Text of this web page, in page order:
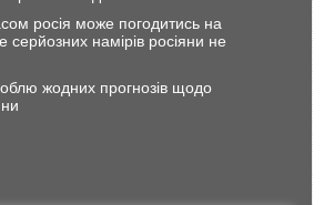
росія може погодитись на
серйозних намірів росіяни не
жодних прогнозів щодо